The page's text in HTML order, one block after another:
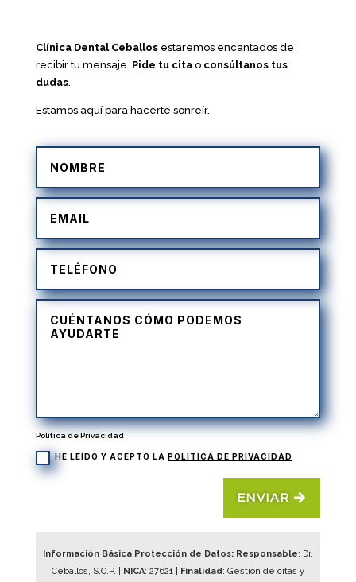
Clínica Dental Ceballosestaremos encantados de
recibir tu mensaje. Pide tu citao consúltanos tus
dudas.
Estamos aquí para hacerte sonreír.
Política de Privacidad
HE LEÍDO Y ACEPTO LA POLÍTICA DE PRIVACIDAD
ENVIAR
Información Básica Protección de Datos: Responsable: Dr.
Ceballos, S.C.P. |
NICA: 27621| Finalidad: Gestión de citas y